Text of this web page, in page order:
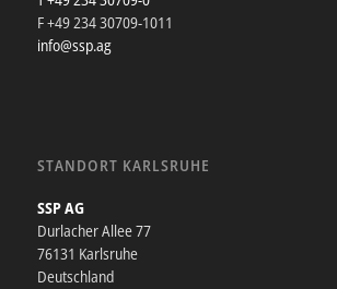
F +49 234 30709-1011
info@ssp.ag
STANDORT KARLSRUHE
SSP AG
Durlacher Allee 77
76131 Karlsruhe
Deutschland